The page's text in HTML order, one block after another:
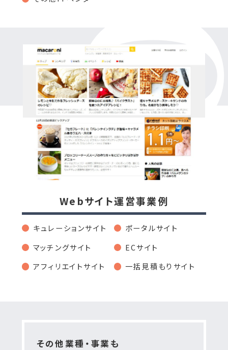
Webサイト運営事業例
キュレーションサイト
マッチングサイト
アフィリエイトサイト
ポータルサイト
ECサイト
一括見積もりサイト
その他業種・事業も